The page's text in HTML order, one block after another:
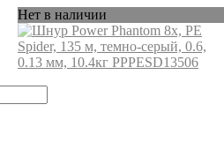
Нет в наличии